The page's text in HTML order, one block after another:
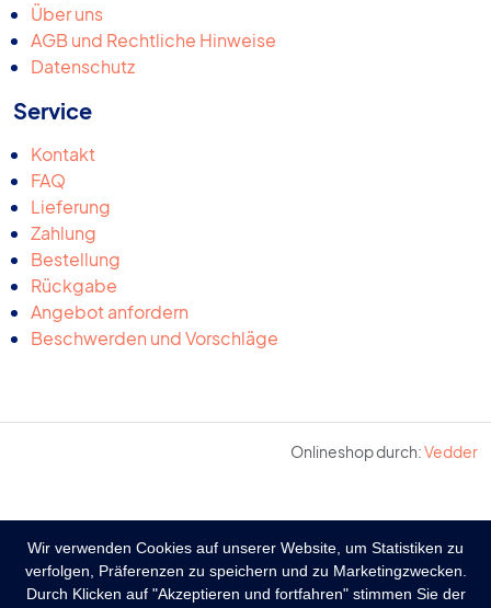
Wir verwenden Cookies auf unserer Website, um Statistiken zu
verfolgen, Präferenzen zu speichern und zu Marketingzwecken.
Durch Klicken auf "Akzeptieren und fortfahren" stimmen Sie der
Über uns
AGB und Rechtliche Hinweise
Datenschutz
Service
Kontakt
FAQ
Lieferung
Zahlung
Bestellung
Rückgabe
Angebot anfordern
Beschwerden und Vorschläge
Onlineshop durch:Vedder